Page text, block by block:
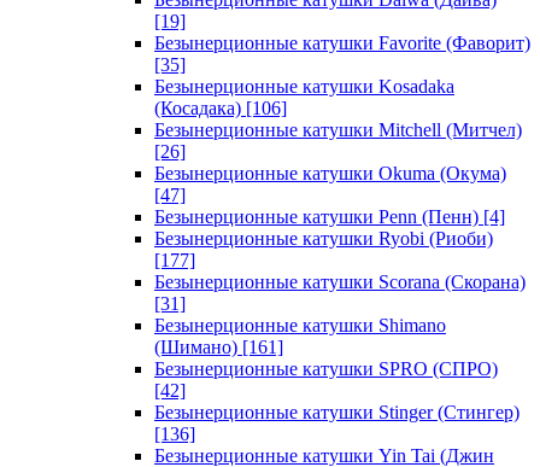
[19]
Безынерционные катушки Favorite (Фаворит)
[35]
Безынерционные катушки Kosadaka
(Косадака) [106]
Безынерционные катушки Mitchell (Митчел)
[26]
Безынерционные катушки Okuma (Окума)
[47]
Безынерционные катушки Penn (Пенн) [4]
Безынерционные катушки Ryobi (Риоби)
[177]
Безынерционные катушки Scorana (Скорана)
[31]
Безынерционные катушки Shimano
(Шимано) [161]
Безынерционные катушки SPRO (СПРО)
[42]
Безынерционные катушки Stinger (Стингер)
[136]
Безынерционные катушки Yin Tai (Джин